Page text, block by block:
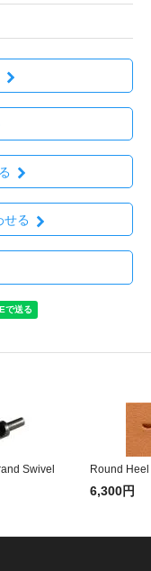
せる
Swivel
Round
6,300円